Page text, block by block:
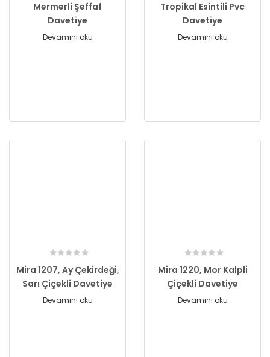
Mermerli Şeffaf
Davetiye
Devamını oku
Tropikal Esintili Pvc
Davetiye
Devamını oku
Mira 1207, Ay Çekirdeği,
Sarı Çiçekli Davetiye
Devamını oku
Mira 1220, Mor Kalpli
Çiçekli Davetiye
Devamını oku